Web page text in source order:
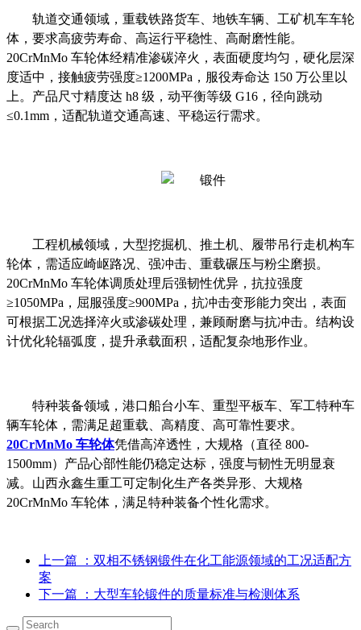
轨道交通领域，重载铁路货车、地铁车辆、工矿机车车轮
体，要求高疲劳寿命、高运行平稳性、高耐磨性能。
20CrMnMo 车轮体经精准渗碳淬火，表面硬度均匀，硬化层深
度适中，接触疲劳强度≥1200MPa，服役寿命达 150 万公里以
上。产品尺寸精度达 h8 级，动平衡等级 G16，径向跳动
≤0.1mm，适配轨道交通高速、平稳运行需求。
工程机械领域，大型挖掘机、推土机、履带吊行走机构车
轮体，需适应崎岖路况、强冲击、重载碾压与粉尘磨损。
20CrMnMo 车轮体调质处理后强韧性优异，抗拉强度
≥1050MPa，屈服强度≥900MPa，抗冲击变形能力突出，表面
可根据工况选择淬火或渗碳处理，兼顾耐磨与抗冲击。结构设
计优化轮辐弧度，提升承载面积，适配复杂地形作业。
特种装备领域，港口船台小车、重型平板车、军工特种车
辆车轮体，需满足超重载、高精度、高可靠性要求。
20CrMnMo 车轮体凭借高淬透性，大规格（直径 800-
1500mm）产品心部性能仍稳定达标，强度与韧性无明显衰
减。山西永鑫生重工可定制化生产各类异形、大规格
20CrMnMo 车轮体，满足特种装备个性化需求。
上一篇
：双相不锈钢锻件在化工能源领域的工况适配方
案
下一篇
：大型车轮锻件的质量标准与检测体系